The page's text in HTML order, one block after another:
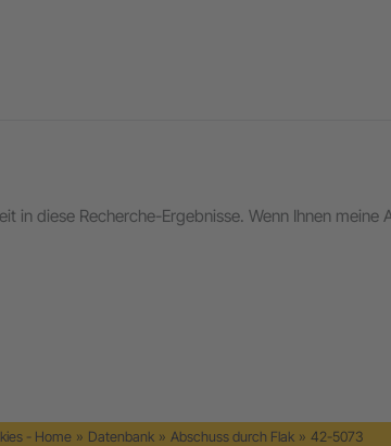
in diese Recherche-Ergebnisse. Wenn Ihnen
- Home » Datenbank » Abschuss durch Flak » 42-5073